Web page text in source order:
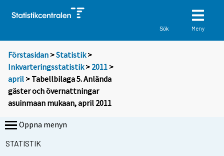
Sök Meny
Förstasidan >Statistik >
Inkvarteringsstatistik> 2011 >
april > Tabellbilaga 5. Anlända
gäster och övernattningar
asuinmaan mukaan, april 2011
Öppna menyn
STATISTIK